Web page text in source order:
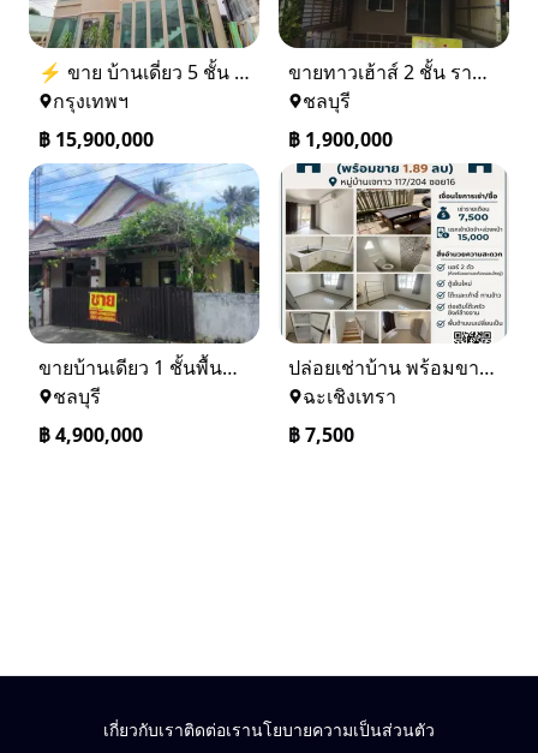
⚡ ขาย บ้านเดี่ยว 5 ชั้น ซอย ประชาชื่น 14 ใกล้ BTS
กรุงเทพฯ
฿ 15,900,000
ขายทาวเฮ้าส์ 2 ชั้น ราคา 1.9 ล้านบาท ที่อยู่ ศรีราชา ชลบุรี
ชลบุรี
฿ 1,900,000
ขายบ้านเดียว 1 ชั้นพื้นที่ 102 ตรว บางละมุง ชลบุรี
ชลบุรี
฿4,900,000
ปล่อยเช่าบ้าน พร้อมขาย หมู่บ้านเจทาว ตำบลแสนภูดาษ
ฉะเชิงเทรา
฿7,500
เกี่ยวกับเราติดต่อเรานโยบายความเป็นส่วนตัว